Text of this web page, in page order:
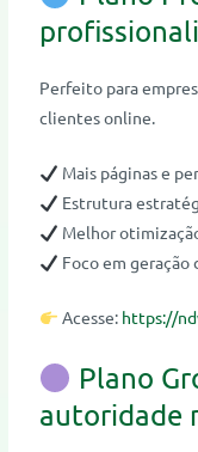
Perfeito para
clientes online.
Mais páginas e
Estrutura
Melhor
Foco em geração
Acesse: https://
Plano
autoridade